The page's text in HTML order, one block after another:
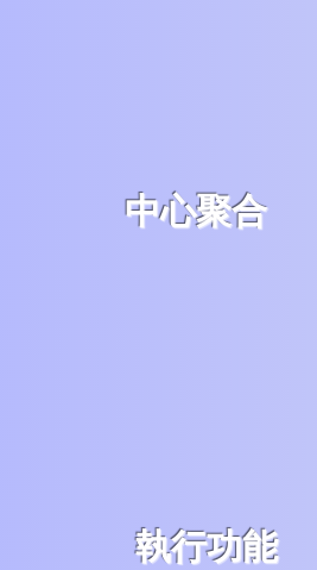
中心聚合
執行功能